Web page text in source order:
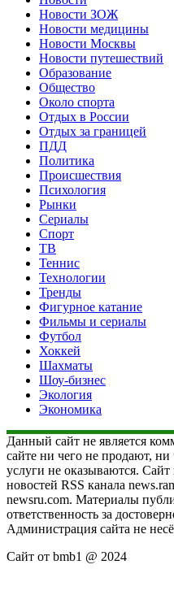
Новости ЗОЖ
Новости медицины
Новости Москвы
Новости путешествий
Образование
Общество
Около спорта
Отдых в России
Отдых за границей
ПДД
Политика
Происшествия
Психология
Рынки
Сериалы
Спорт
ТВ
Теннис
Технологии
Тренды
Фигурное катание
Фильмы и сериалы
Футбол
Хоккей
Шахматы
Шоу-бизнес
Экология
Экономика
Данный сайт не является
сайте ни чего не продают,
услуги не оказываются. Сайт
новостей RSS канала
newsru.com. Материалы
ответственность за
Администрация сайта не
Сайт от bmb1 @ 2024